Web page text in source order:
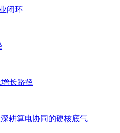
闭环
长路径
耕算电协同的硬核底气